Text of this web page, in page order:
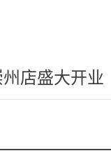
店盛大开业